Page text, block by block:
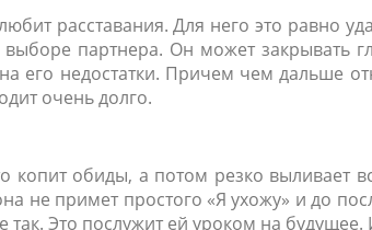
расставания. Для него это равно
партнера. Он может закрывать
его недостатки. Причем чем дальше
очень долго.
копит обиды, а потом резко выливает
не примет простого «Я ухожу» и до
так. Это послужит ей уроком на